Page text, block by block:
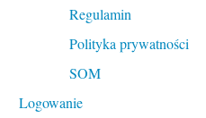
Regulamin
Polityka prywatności
SOM
Logowanie